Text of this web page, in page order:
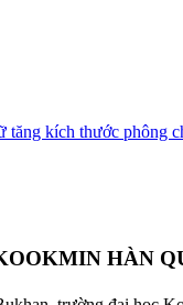
tăng kích thước phông
HÀN